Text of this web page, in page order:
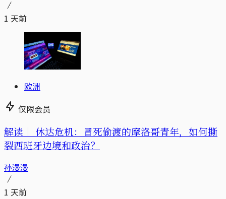
1 天前
欧洲
仅限会员
解读｜ 休达危机：冒死偷渡的摩洛哥青年，如何撕
裂西班牙边境和政治？
孙漫漫
1 天前